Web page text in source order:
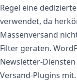
Regel eine
verwendet, da
Massenversand
Filter geraten.
Newsletter-
Versand-Plugins mit.